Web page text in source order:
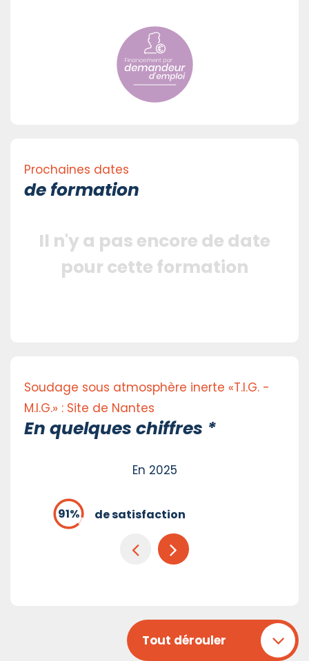
Prochaines dates
de formation
Il n'y a pas encore de date
pour cette formation
Soudage sous atmosphère inerte «T.I.G. -
M.I.G.» : Site de Nantes
En quelques chiffres *
En 2025
de satisfaction
Tout dérouler